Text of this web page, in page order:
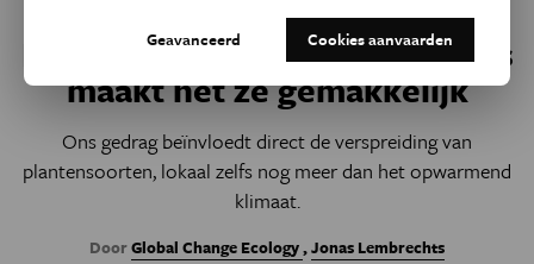
Natuur & Milieu
Planten op wandel, en de mens
maakt het ze gemakkelijk
Ons gedrag beïnvloedt direct de verspreiding van
plantensoorten, lokaal zelfs nog meer dan het opwarmend
klimaat.
DoorGlobal Change Ecology,Jonas Lembrechts
Geavanceerd Cookies aanvaarden